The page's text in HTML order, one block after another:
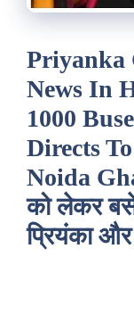
Priyanka
News In
1000
Directs
Noida
को लेकर बसें
प्रियंका और